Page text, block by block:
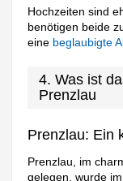
Hochzeiten sind
benötigen beide
eine beglaubigte
4. Was ist
Prenzlau
Prenzlau: Ein
Prenzlau, im
gelegen, wurde